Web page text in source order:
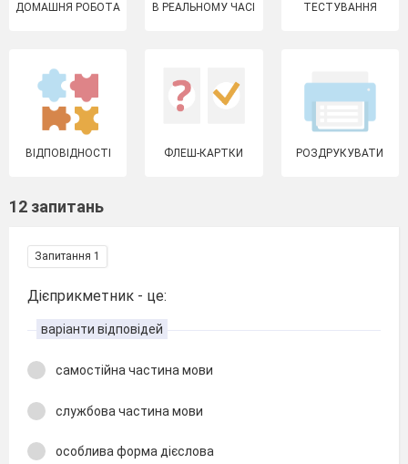
ДОМАШНЯ РОБОТА В РЕАЛЬНОМУ ЧАСІ ТЕСТУВАННЯ
ВІДПОВІДНОСТІ ФЛЕШ-КАРТКИ РОЗДРУКУВАТИ
12 запитань
Запитання 1
Дієприкметник - це:
варіанти відповідей
самостійна частина мови
службова частина мови
особлива форма дієслова